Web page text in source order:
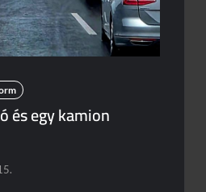
és egy kamion